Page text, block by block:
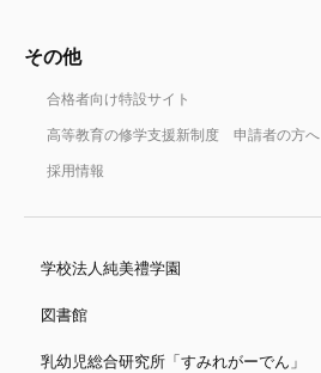
その他
合格者向け特設サイト
高等教育の修学支援新制度 申請者の方へ
採用情報
学校法人純美禮学園
図書館
乳幼児総合研究所「すみれがーでん」